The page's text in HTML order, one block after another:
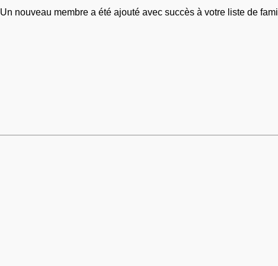
Un nouveau membre a été ajouté avec succès à votre liste de